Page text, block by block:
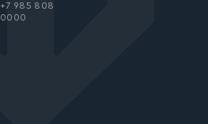
+7 985 808
0000